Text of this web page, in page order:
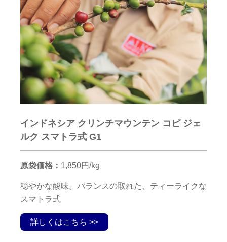
インドネシア クリンチマウンテン コピ ジェ
ルク スマトラ式 G1
原袋価格： 1,850円/kg
穏やかな酸味。バランスの取れた、ティーライクな
スマトラ式
詳しくはこちら >>